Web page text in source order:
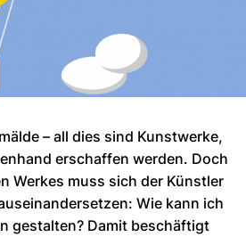
– all dies sind Kunstwerke,
erschaffen werden. Doch
Werkes muss sich der Künstler
Wie kann ich
gestalten? Damit beschäftigt